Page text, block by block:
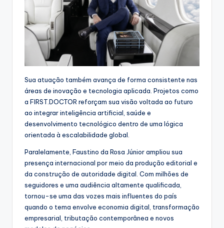
Sua atuação também avança de forma consistente nas
áreas de inovação e tecnologia aplicada. Projetos como
a FIRST.DOCTOR reforçam sua visão voltada ao futuro
ao integrar inteligência artificial, saúde e
desenvolvimento tecnológico dentro de uma lógica
orientada à escalabilidade global.
Paralelamente, Faustino da Rosa Júnior ampliou sua
presença internacional por meio da produção editorial e
da construção de autoridade digital. Com milhões de
seguidores e uma audiência altamente qualificada,
tornou-se uma das vozes mais influentes do país
quando o tema envolve economia digital, transformação
empresarial, tributação contemporânea e novos